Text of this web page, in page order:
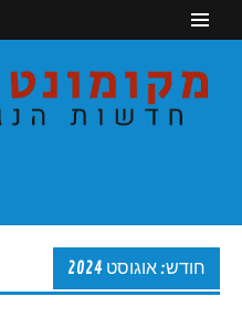
חודש: אוגוסט 2024